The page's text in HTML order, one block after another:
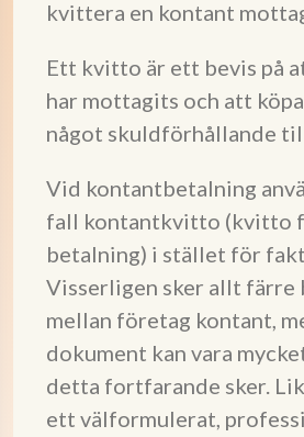
kvittera en kontant
Ett kvitto är ett bevis på
har mottagits och att
något skuldförhållande
Vid kontantbetalning
fall kontantkvitto (kvitto
betalning) i stället för
Visserligen sker allt färre
mellan företag kontant,
dokument kan vara
detta fortfarande sker.
ett välformulerat,